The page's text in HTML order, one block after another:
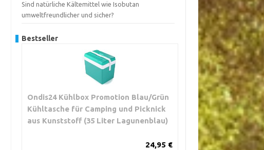
Sind natürliche Kältemittel wie Isobutan
umweltfreundlicher und sicher?
Bestseller
Ondis24 Kühlbox Promotion Blau/Grün
Kühltasche für Camping und Picknick
aus Kunststoff (35 Liter Lagunenblau)
24,95 €